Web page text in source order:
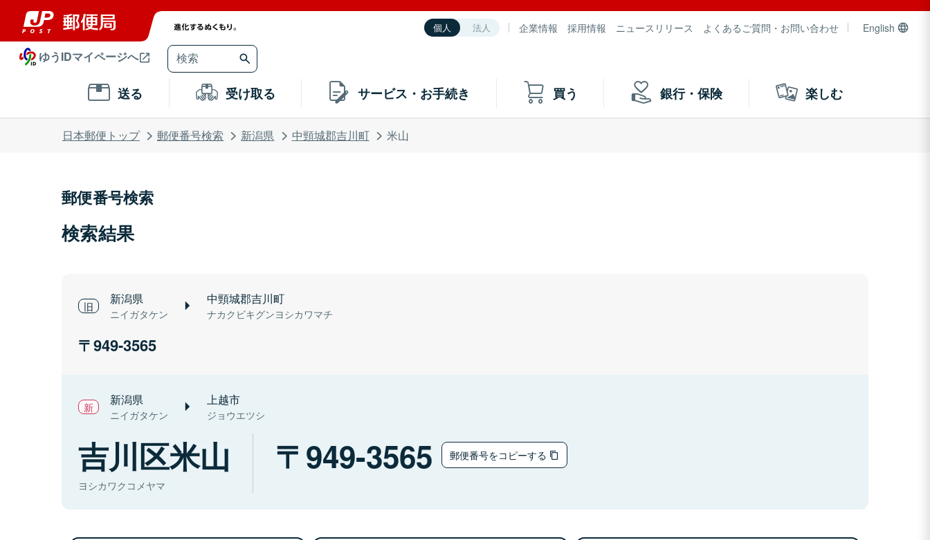
個人 法人 企業情報 採用情報 ニュースリリース よくあるご質問・お問い合わせ English
ゆうIDマイページへ
送る 受け取る サービス・お手続き 買う 銀行・保険 楽しむ
日本郵便トップ 郵便番号検索 新潟県 中頸城郡吉川町 米山
郵便番号検索
検索結果
新潟県
ニイガタケン
中頸城郡吉川町
ナカクビキグンヨシカワマチ
949-3565
新潟県
ニイガタケン
上越市
ジョウエツシ
吉川区米山
ヨシカワクコメヤマ
949-3565 郵便番号をコピーする